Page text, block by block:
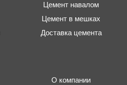
Цемент навалом
Цемент в мешках
Доставка цемента
О компании